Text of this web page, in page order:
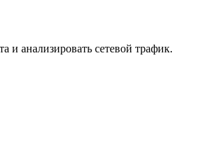
и анализировать сетевой трафик.